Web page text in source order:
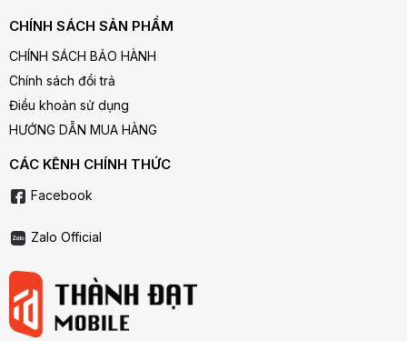
CHÍNH SÁCH SẢN PHẨM
CHÍNH SÁCH BẢO HÀNH
Chính sách đổi trả
Điều khoản sử dụng
HƯỚNG DẪN MUA HÀNG
CÁC KÊNH CHÍNH THỨC
Facebook
Zalo Official